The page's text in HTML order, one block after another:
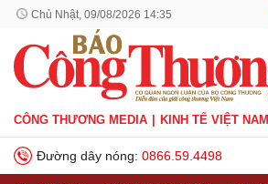
Chủ Nhật, 09/08/2026 14:35
CÔNG THƯƠNG MEDIA KINH TẾ VIỆT NAM
Đường dây nóng: 0866.59.4498